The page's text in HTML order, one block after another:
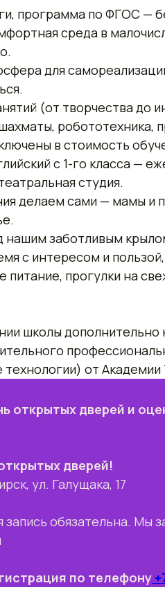
программа по ФГОС —
среда в
для
(от творчества
робототехника,
в стоимость
с 1-го класса —
студия.
делаем сами — мамы и
нашим заботливым
с интересом и
прогулки на
школы дополнительно
от
открытых дверей и
дверей!
ул. Галущака, 17
обязательна. Мы
по телефону